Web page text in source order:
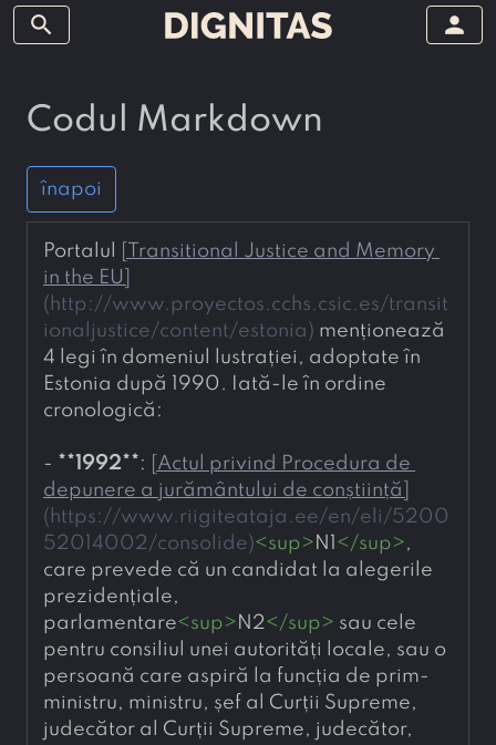
search person
Codul Markdown
înapoi
Portalul
Transitional Justice and Memory
in the EU
( http://www.proyectos.cchs.csic.es/transit
ionaljustice/content/estonia ) menționează
4 legi în domeniul lustrației, adoptate în
Estonia după 1990. Iată-le în ordine
cronologică:
- **1992** :
Actul privind Procedura de
depunere a jurământului de conștiință
( https://www.riigiteataja.ee/en/eli/5200
52014002/consolide)<sup> N1 </sup>,
care prevede că un candidat la alegerile
prezidențiale,
parlamentare<sup> N2</sup> sau cele
pentru consiliul unei autorități locale, sau o
persoană care aspiră la funcția de prim-
ministru, ministru, șef al Curții Supreme,
judecător al Curții Supreme, judecător,